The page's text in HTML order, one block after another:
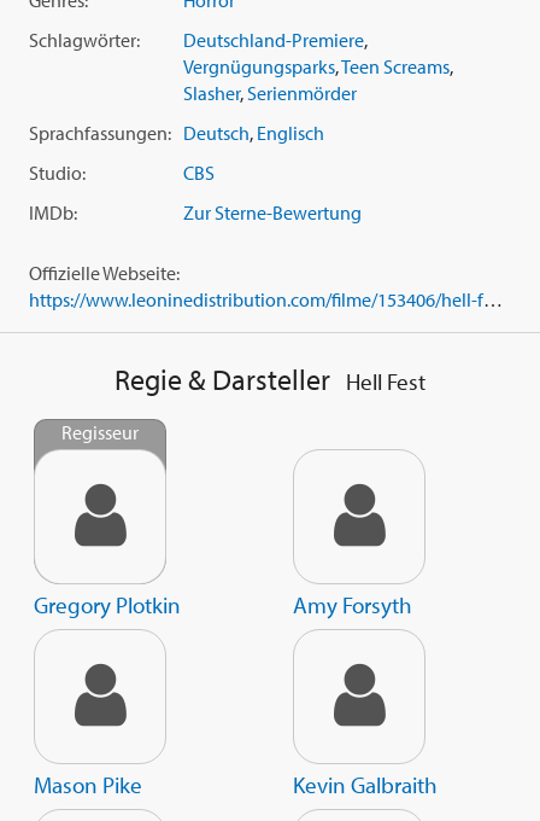
Schlagwörter:
Deutschland-Premiere,
Vergnügungsparks,Teen Screams,
Slasher, Serienmörder
Sprachfassungen: Deutsch, Englisch
Studio:
CBS
IMDb:
Zur Sterne-Bewertung
Offizielle Webseite:
https://www.leoninedistribution.com/filme/153406/hell-fest.html
Regie & Darsteller Hell Fest
Regisseur
Gregory Plotkin Amy Forsyth
Mason Pike Kevin Galbraith